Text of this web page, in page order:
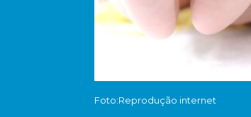
Foto:Reprodução internet